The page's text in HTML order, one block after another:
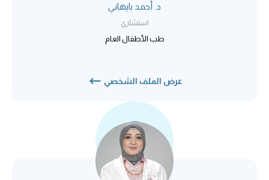
د. أحمد بايهاني
استشاري
طب الأطفال العام
عرض الملف الشخصي